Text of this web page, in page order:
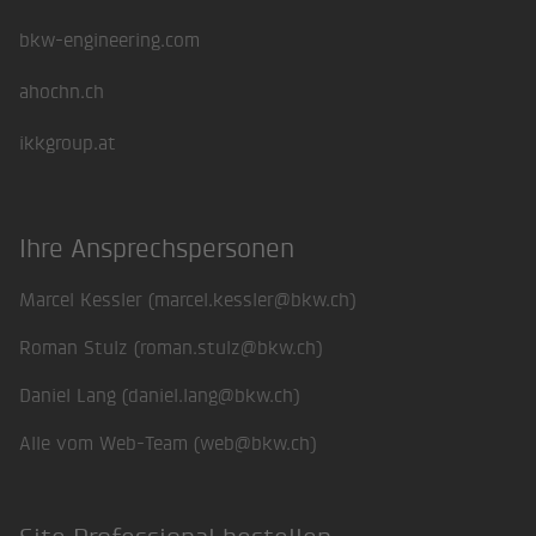
bkw-engineering.com
ahochn.ch
ikkgroup.at
Ihre Ansprechspersonen
Marcel Kessler (marcel.kessler@bkw.ch)
Roman Stulz (roman.stulz@bkw.ch)
Daniel Lang (daniel.lang@bkw.ch)
Alle vom Web-Team (web@bkw.ch)